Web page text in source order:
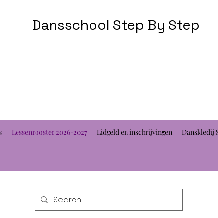
Dansschool Step By Step
Lessenrooster 2026-2027 Lidgeld en inschrijvingen Danskledij